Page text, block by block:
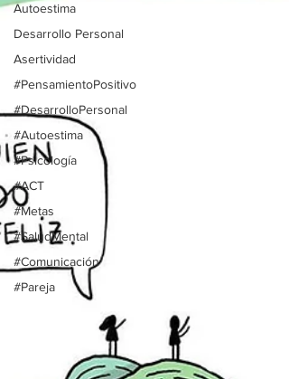
Autoestima
Desarrollo Personal
Asertividad
#PensamientoPositivo
#DesarrolloPersonal
#Autoestima
#Psicología
#ACT
#Metas
#SaludMental
#Comunicación
#Pareja